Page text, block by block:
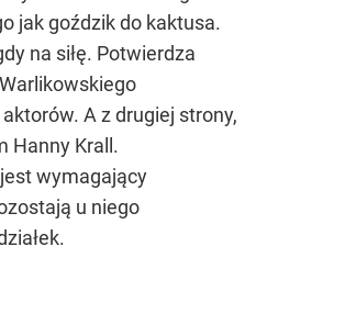
jak goździk do kaktusa.
na siłę. Potwierdza
A z drugiej strony,
Hanny Krall.
wymagający
u niego